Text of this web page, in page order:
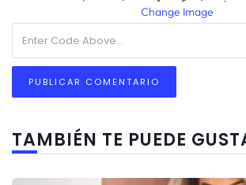
Change Image
TAMBIÉN TE PUEDE